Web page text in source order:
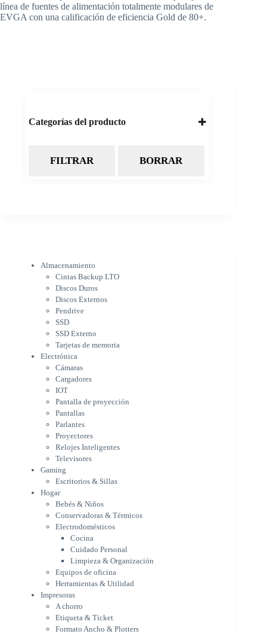
línea de fuentes de alimentación totalmente modulares de
EVGA con una calificación de eficiencia Gold de 80+.
Categorías del producto
Almacenamiento
Cámaras
Cargadores
IOT
Pantalla de proyección
Pantallas
Parlantes
Proyectores
Relojes Inteligentes
Televisores
Gaming
Escritorios & Sillas
Hogar
Bebés & Niños
Conservadoras & Térmicos
Electrodomésticos
Cocina
Cuidado Personal
Limpieza & Organización
Equipos de oficina
Herramientas & Utilidad
Impresoras
A chorro
Etiqueta & Ticket
Formato Ancho & Plotters
Láser
Matriciales
Multifuncional a Tinta
Multifuncional Láser
Tinta Continua
Informática
Accesorios Varios
FILTRAR BORRAR
Almacenamiento
Cintas Backup LTO
Discos Duros
Discos Externos
Pendrive
SSD
SSD Externo
Tarjetas de memoria
Electrónica
Cámaras
Cargadores
IOT
Pantalla de proyección
Pantallas
Parlantes
Proyectores
Relojes Inteligentes
Televisores
Gaming
Escritorios & Sillas
Hogar
Bebés & Niños
Conservadoras & Térmicos
Electrodomésticos
Cocina
Cuidado Personal
Limpieza & Organización
Equipos de oficina
Herramientas & Utilidad
Impresoras
A chorro
Etiqueta & Ticket
Formato Ancho & Plotters